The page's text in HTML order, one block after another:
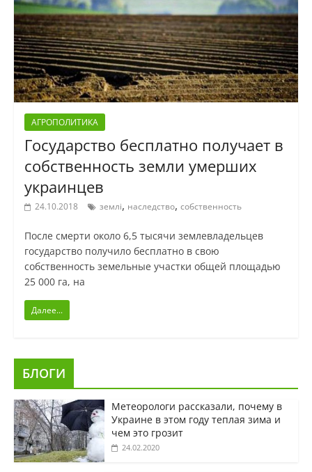
АГРОПОЛИТИКА
Государство бесплатно получает в
собственность земли умерших
украинцев
24.10.2018 землі, наследство, собственность
После смерти около 6,5 тысячи землевладельцев
государство получило бесплатно в свою
собственность земельные участки общей площадью
25 000 га, на
Далее...
БЛОГИ
Метеорологи рассказали, почему в
Украине в этом году теплая зима и
чем это грозит
24.02.2020